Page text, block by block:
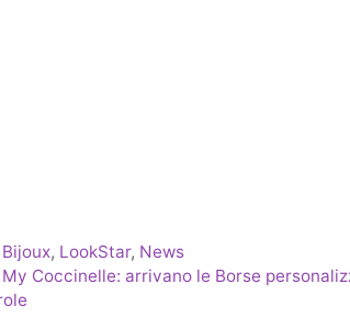
Categorie
Bijoux, LookStar, News
My Coccinelle: arrivano le Borse